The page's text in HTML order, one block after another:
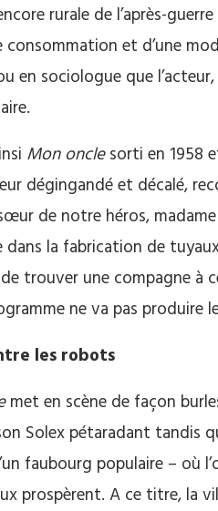
rurale de l’après-
et d’une
en sociologue que
Mon onclesorti en 1958
dégingandé et décalé,
de notre héros,
dans la fabrication de
trouver une compagne à
ne va pas produire
les robots
met en scène de façon
Solex pétaradant tandis
faubourg populaire – où
prospèrent. A ce titre, la